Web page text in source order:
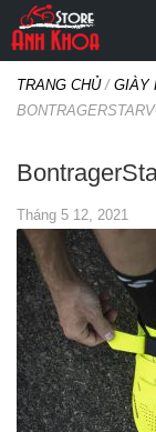
TRANG CHỦ/ GIÀY
Tháng 5 12, 2021